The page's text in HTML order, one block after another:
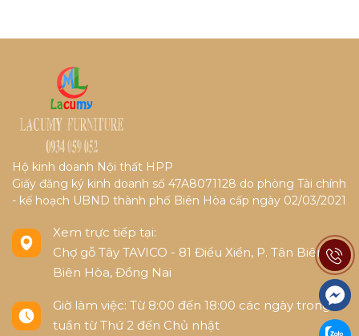
Hộ kinh doanh Nội thất HPP
Giấy đăng ký kinh doanh số 47A8071128 do phòng Tài chính
- kế hoạch UBND thành phố Biên Hòa cấp ngày 02/03/2021
Xem trực tiếp tại:
Chợ gỗ Tây TAVICO - 81 Điểu Xiển, P. Tân Biên,
Biên Hòa, Đồng Nai
Giờ làm việc: Từ 8:00 đến 18:00 các ngày trong
tuần từ Thứ 2 đến Chủ nhật